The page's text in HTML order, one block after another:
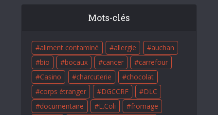
Mots-clés
aliment contaminé allergie
auchan
bio
bocaux cancer
carrefour
Casino
charcuterie
chocolat
corps étranger
DGCCRF
DLC
documentaire
E.Coli
fromage